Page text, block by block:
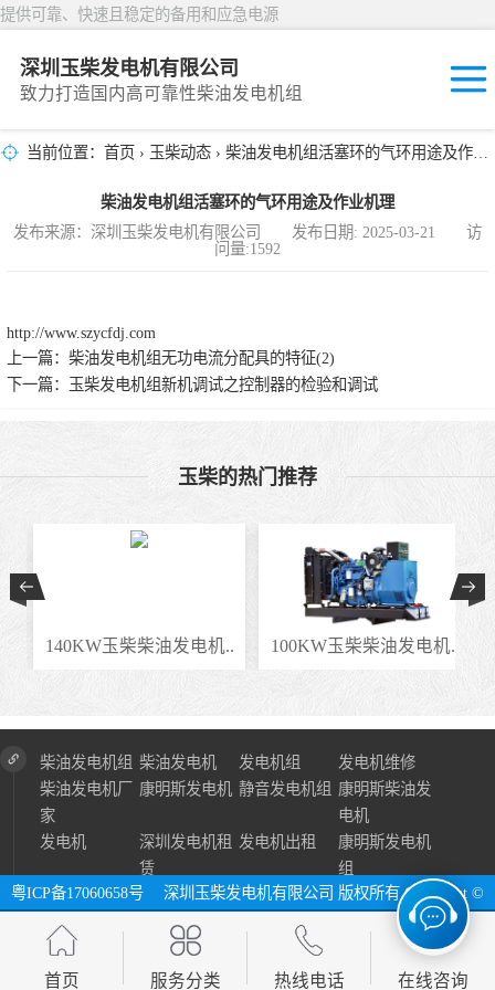
提供可靠、快速且稳定的备用和应急电源
深圳玉柴发电机有限公司
致力打造国内高可靠性柴油发电机组
当前位置： 首页 › 玉柴动态 › 柴油发电机组活塞环的气环用途及作业机理
柴油发电机组活塞环的气环用途及作业机理
发布来源：深圳玉柴发电机有限公司 发布日期: 2025-03-21 访
问量:1592
http://www.szycfdj.com
上一篇： 柴油发电机组无功电流分配具的特征(2)
下一篇：
玉柴发电机组新机调试之控制器的检验和调试
玉柴的热门推荐
140KW玉柴柴油发电机.. 100KW玉柴柴油发电机..
柴油发电机组 柴油发电机 发电机组
发电机维修
柴油发电机厂
家
康明斯发电机 静音发电机组 康明斯柴油发
电机
发电机
深圳发电机租
赁
发电机出租
康明斯发电机
组
粤ICP备17060658号
深圳玉柴发电机有限公司 版权所有 Copyright ©
2024 All Right Reserve ⓔ 网址：http://www.szycfdj.com网站地图
首页 服务分类 热线电话 在线咨询
固定开放式
封闭撬装式